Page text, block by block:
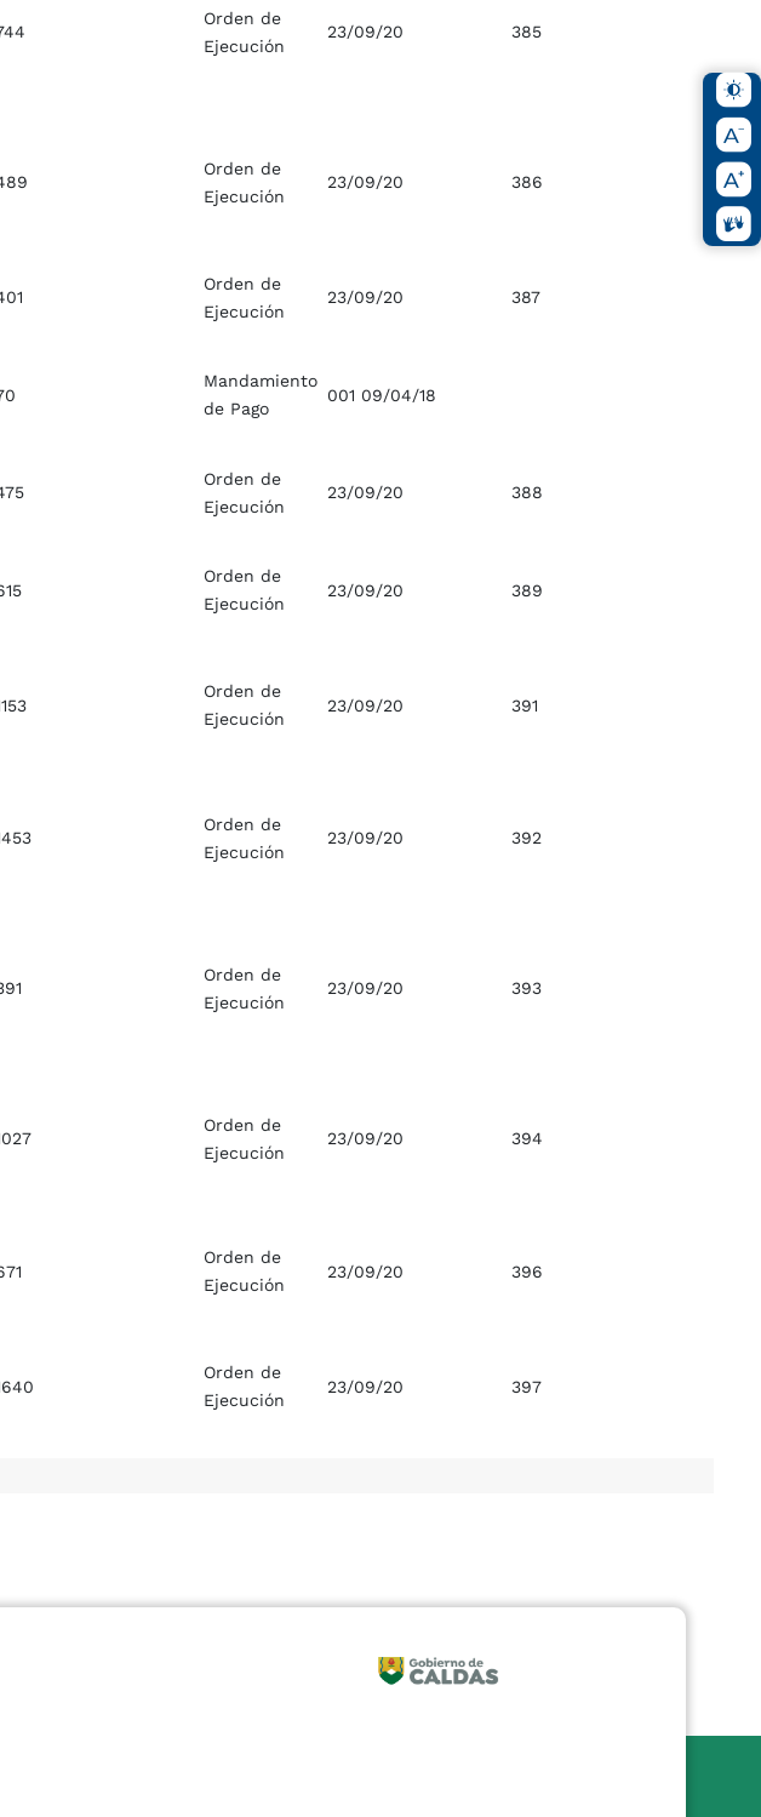
Orden de
Ejecución
23/09/20 385
Orden de
Ejecución
23/09/20 386
Orden de
Ejecución
23/09/20 387
Mandamiento
de Pago
001 09/04/18
Orden de
Ejecución
23/09/20 388
Orden de
Ejecución
23/09/20 389
Orden de
Ejecución
23/09/20 391
Orden de
Ejecución
23/09/20 392
Orden de
Ejecución
23/09/20 393
Orden de
Ejecución
23/09/20 394
Orden de
Ejecución
23/09/20 396
Orden de
Ejecución
23/09/20 397